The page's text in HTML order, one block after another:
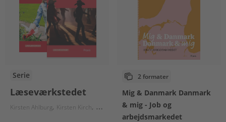
Serie
Læseværkstedet
Kirsten Ahlburg Kirsten Kirch Ulla Graumann Karl Aage Kirkegaard
2 formater
Mig & Danmark Danmark
& mig - Job og
arbejdsmarkedet